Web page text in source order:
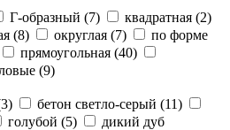
Г-образный (7) квадратная (2)
(8) округлая (7)
по форме
прямоугольная (40)
(9)
3) бетон светло-серый (11)
голубой (5)
дикий дуб